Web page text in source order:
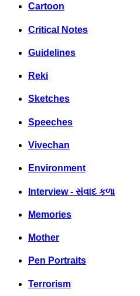
Cartoon
Critical Notes
Guidelines
Reki
Sketches
Speeches
Vivechan
Environment
Interview - સંવાદ કળા
Memories
Mother
Pen Portraits
Terrorism